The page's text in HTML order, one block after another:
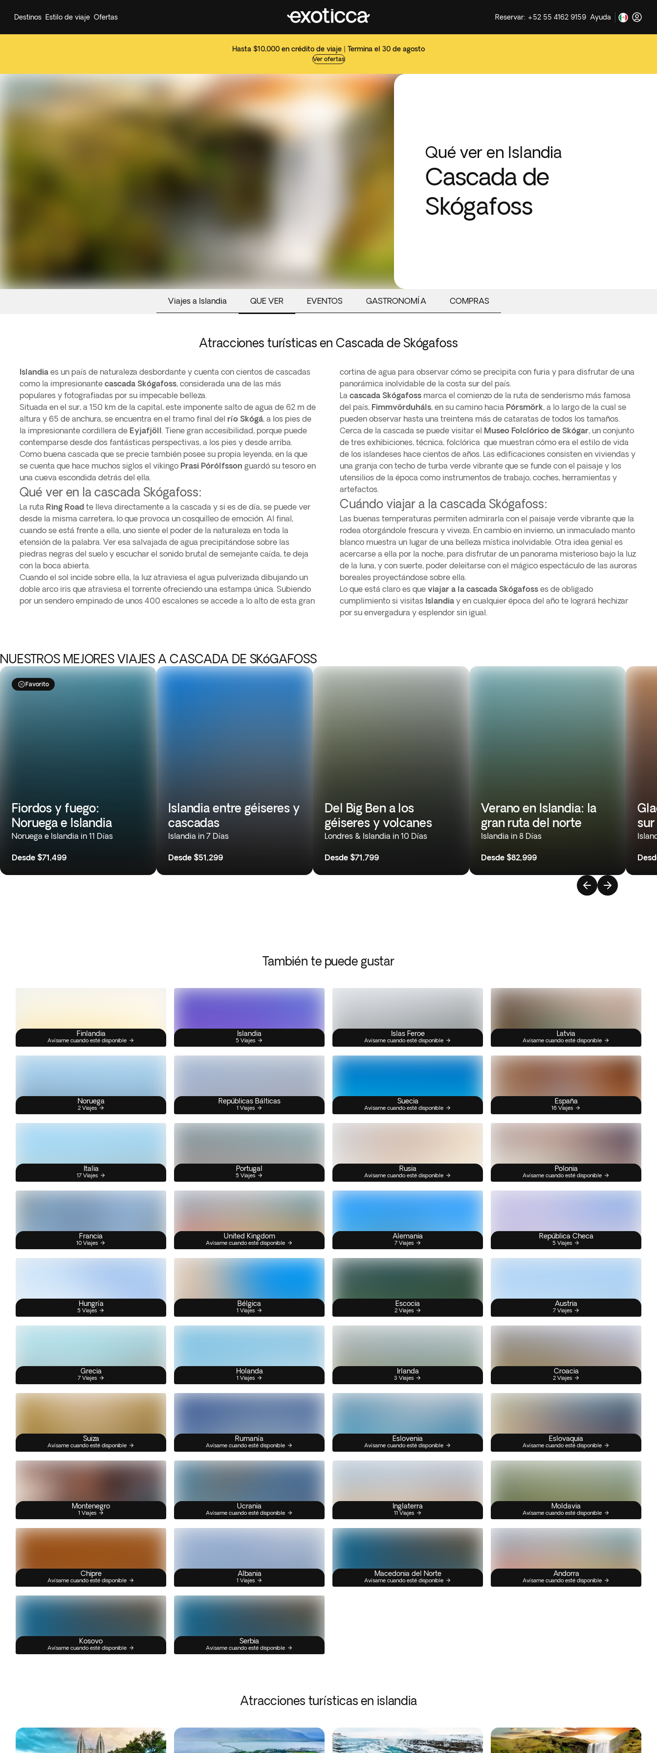
Hasta $10,000 en crédito de viaje | Termina el 30 de agosto
Ver ofertas
Destinos Estilo de viaje Ofertas Reservar: +52 55 4162 9159 Ayuda
Qué ver en Islandia
Cascada de
Skógafoss
Viajes a Islandia QUE VER EVENTOS GASTRONOMÍA COMPRAS
Atracciones turísticas en Cascada de Skógafoss
Islandia es un país de naturaleza desbordante y cuenta con cientos de cascadas
como la impresionante cascada Skógafoss, considerada una de las más
populares y fotografiadas por su impecable belleza.
Situada en el sur, a 150 km de la capital, este imponente salto de agua de 62 m de
altura y 65 de anchura, se encuentra en el tramo final del río Skógá, a los pies de
la impresionante cordillera de Eyjafjöll. Tiene gran accesibilidad, porque puede
contemparse desde dos fantásticas perspectivas, a los pies y desde arriba.
Como buena cascada que se precie también posee su propia leyenda, en la que
se cuenta que hace muchos siglos el vikingo Prasi Pórólfsson guardó su tesoro en
una cueva escondida detrás del ella.
Qué ver en la cascada Skógafoss:
La ruta Ring Road te lleva directamente a la cascada y si es de día, se puede ver
desde la misma carretera, lo que provoca un cosquilleo de emoción. Al final,
cuando se está frente a ella, uno siente el poder de la naturaleza en toda la
etensión de la palabra. Ver esa salvajada de agua precipitándose sobre las
piedras negras del suelo y escuchar el sonido brutal de semejante caída, te deja
con la boca abierta.
Cuando el sol incide sobre ella, la luz atraviesa el agua pulverizada dibujando un
doble arco iris que atraviesa el torrente ofreciendo una estampa única. Subiendo
por un sendero empinado de unos 400 escalones se accede a lo alto de esta gran
cortina de agua para observar cómo se precipita con furia y para disfrutar de una
panorámica inolvidable de la costa sur del país.
La cascada Skógafoss marca el comienzo de la ruta de senderismo más famosa
del país, Fimmvörduháls, en su camino hacia Pórsmörk, a lo largo de la cual se
pueden observar hasta una treintena más de cataratas de todos los tamaños.
Cerca de la cascada se puede visitar el Museo Folclórico de Skógar, un conjunto
de tres exhibiciones, técnica, folclórica que muestran cómo era el estilo de vida
de los islandeses hace cientos de años. Las edificaciones consisten en viviendas y
una granja con techo de turba verde vibrante que se funde con el paisaje y los
utensilios de la época como instrumentos de trabajo, coches, herramientas y
artefactos.
Cuándo viajar a la cascada Skógafoss:
Las buenas temperaturas permiten admirarla con el paisaje verde vibrante que la
rodea otorgándole frescura y viveza. En cambio en invierno, un inmaculado manto
blanco muestra un lugar de una belleza mística inolvidable. Otra idea genial es
acercarse a ella por la noche, para disfrutar de un panorama misterioso bajo la luz
de la luna, y con suerte, poder deleitarse con el mágico espectáculo de las auroras
boreales proyectándose sobre ella.
Lo que está claro es que viajar a la cascada Skógafoss es de obligado
cumplimiento si visitas Islandia y en cualquier época del año te logrará hechizar
por su envergadura y esplendor sin igual.
NUESTROS MEJORES VIAJES A CASCADA DE SKóGAFOSS
Favorito
Fiordos y fuego:
Noruega e Islandia
Noruega e Islandia in 11 Días
Desde $71,499
Islandia entre géiseres y
cascadas
Islandia in 7 Días
Desde $51,299
Del Big Ben a los
géiseres y volcanes
Londres & Islandia in 10 Días
Desde $71,799
Verano en Islandia: la
gran ruta del norte
Islandia in 8 Días
Desde $82,999
sur
También te puede gustar
Finlandia
Avísame cuando esté disponible
Islandia
5 Viajes
Islas Feroe
Avísame cuando esté disponible
Latvia
Avísame cuando esté disponible
Noruega
2 Viajes
Repúblicas Bálticas
1 Viajes
Suecia
Avísame cuando esté disponible
España
16 Viajes
Italia
17 Viajes
Portugal
5 Viajes
Rusia
Avísame cuando esté disponible
Polonia
Avísame cuando esté disponible
Francia
10 Viajes
United Kingdom
Avísame cuando esté disponible
Alemania
7 Viajes
República Checa
5 Viajes
Hungría
5 Viajes
Bélgica
1 Viajes
Escocia
2 Viajes
Austria
7 Viajes
Grecia
7 Viajes
Holanda
1 Viajes
Irlanda
3 Viajes
Croacia
2 Viajes
Suiza
Avísame cuando esté disponible
Rumanía
Avísame cuando esté disponible
Eslovenia
Avísame cuando esté disponible
Eslovaquia
Avísame cuando esté disponible
Montenegro
1 Viajes
Ucrania
Avísame cuando esté disponible
Inglaterra
11 Viajes
Moldavia
Avísame cuando esté disponible
Chipre
Avísame cuando esté disponible
Albania
1 Viajes
Macedonia del Norte
Avísame cuando esté disponible
Andorra
Avísame cuando esté disponible
Kosovo
Avísame cuando esté disponible
Serbia
Avísame cuando esté disponible
Atracciones turísticas en islandia